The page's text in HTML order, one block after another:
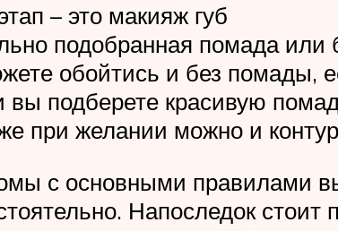
– это макияж губ
подобранная помада или
обойтись и без помады,
вы подберете красивую
при желании можно и
с основными правилами
Напоследок